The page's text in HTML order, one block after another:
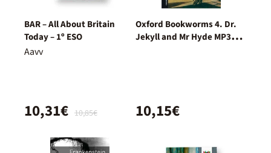
BAR – All About Britain
Today – 1º ESO
Aavv
10,85€
10,31€
Oxford Bookworms 4. Dr.
Jekyll and Mr Hyde MP3
10,15€